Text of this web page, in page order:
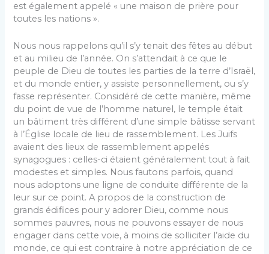
est également appelé « une maison de prière pour
toutes les nations ».
Nous nous rappelons qu’il s’y tenait des fêtes au début
et au milieu de l’année. On s’attendait à ce que le
peuple de Dieu de toutes les parties de la terre d’Israël,
et du monde entier, y assiste personnellement, ou s’y
fasse représenter. Considéré de cette manière, même
du point de vue de l’homme naturel, le temple était
un bâtiment très différent d’une simple bâtisse servant
à l’Église locale de lieu de rassemblement. Les Juifs
avaient des lieux de rassemblement appelés
synagogues : celles-ci étaient généralement tout à fait
modestes et simples. Nous fautons parfois, quand
nous adoptons une ligne de conduite différente de la
leur sur ce point. A propos de la construction de
grands édifices pour y adorer Dieu, comme nous
sommes pauvres, nous ne pouvons essayer de nous
engager dans cette voie, à moins de solliciter l’aide du
monde, ce qui est contraire à notre appréciation de ce